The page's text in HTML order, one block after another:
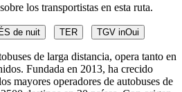
los transportistas en esta ruta.
de nuit TER TGV inOui
de larga distancia, opera tanto en
Fundada en 2013, ha crecido
mayores operadores de autobuses de